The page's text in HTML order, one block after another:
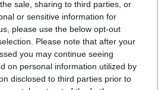
sale, sharing to third parties, or
or sensitive information for
please use the below opt-out
Please note that after your
you may continue seeing
on personal information utilized by
disclosed to third parties prior to
Radio.gr στο Google News